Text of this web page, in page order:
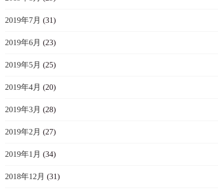
2019年7月 (31)
2019年6月 (23)
2019年5月 (25)
2019年4月 (20)
2019年3月 (28)
2019年2月 (27)
2019年1月 (34)
2018年12月 (31)